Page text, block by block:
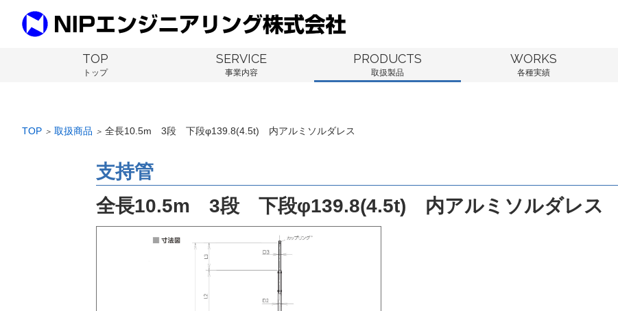
TOP
トップ
SERVICE
事業内容
PRODUCTS
取扱製品
WORKS
各種実績
TOP ＞ 取扱商品 ＞ 全長10.5m 3段 下段φ139.8(4.5t) 内アルミソルダレス
支持管
全長10.5m 3段 下段φ139.8(4.5t) 内アルミソルダレス